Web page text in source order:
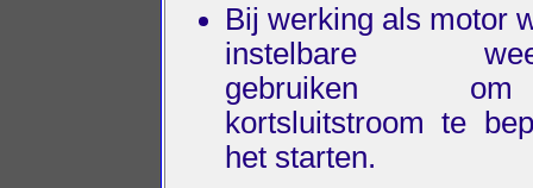
Bij werking als motor
instelbare
gebruiken
kortsluitstroom te
het starten.